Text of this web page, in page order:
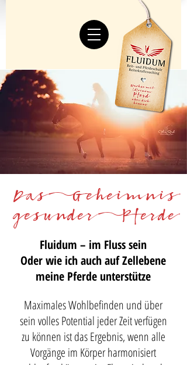
Das Geheimnis
gesunder Pferde
Fluidum – im Fluss sein
Oder wie ich auch auf Zellebene
meine Pferde unterstütze
Maximales Wohlbefinden und über
sein volles Potential jeder Zeit verfügen
zu können ist das Ergebnis, wenn alle
Vorgänge im Körper harmonisiert